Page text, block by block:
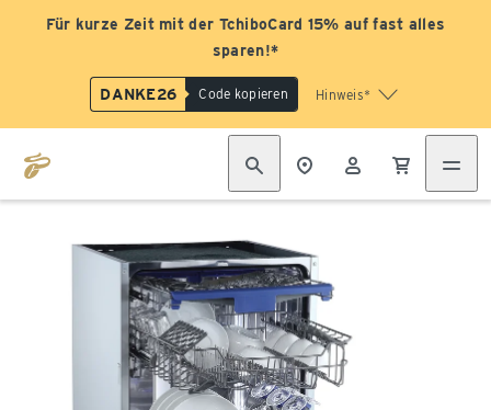
Für kurze Zeit mit der TchiboCard 15% auf fast alles
sparen!*
DANKE26 Code kopieren Hinweis*